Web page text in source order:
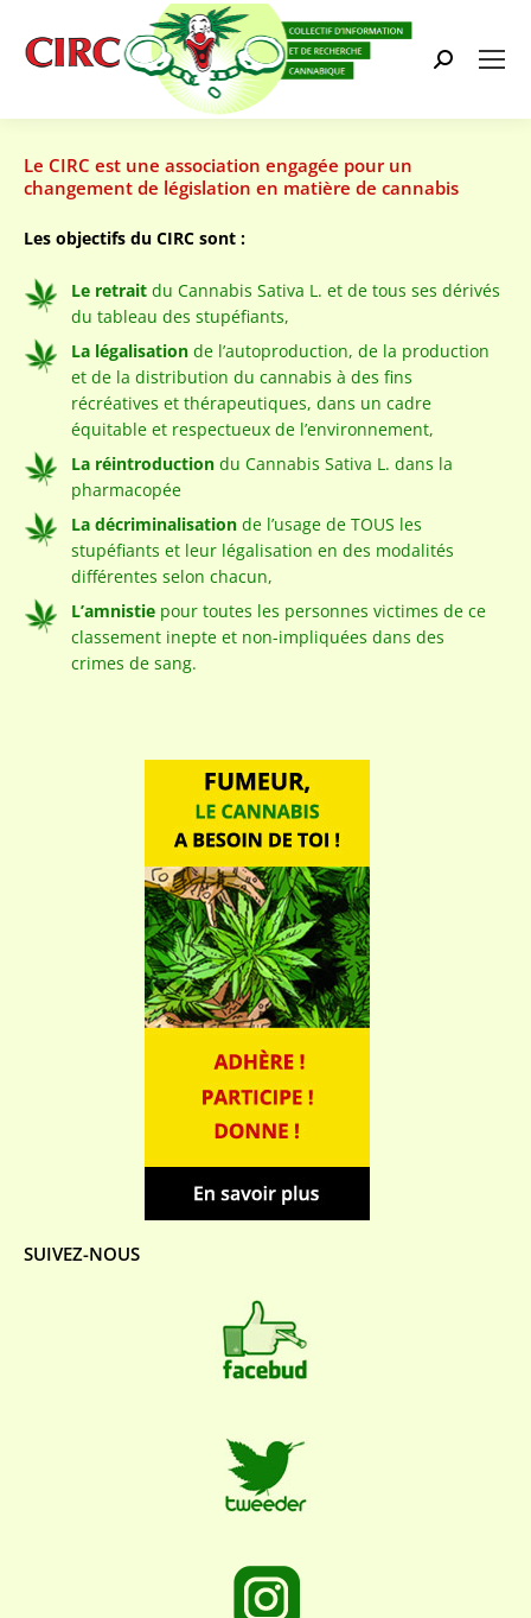
Search:
Le CIRC est une association engagée pour un
changement de législation en matière de cannabis
Les objectifs du CIRC sont :
Le retrait du Cannabis Sativa L. et de tous ses dérivés
du tableau des stupéfiants,
La légalisation de l’autoproduction, de la production
et de la distribution du cannabis à des fins
récréatives et thérapeutiques, dans un cadre
équitable et respectueux de l’environnement,
La réintroduction du Cannabis Sativa L. dans la
pharmacopée
La décriminalisation de l’usage de TOUS les
stupéfiants et leur légalisation en des modalités
différentes selon chacun,
L’amnistie pour toutes les personnes victimes de ce
classement inepte et non-impliquées dans des
crimes de sang.
SUIVEZ-NOUS